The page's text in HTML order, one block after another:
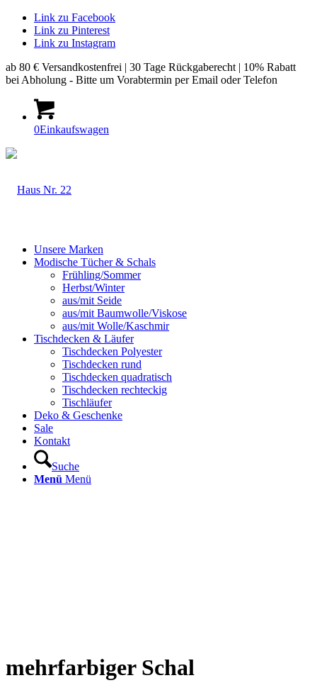
Link zu Facebook
Link zu Pinterest
Link zu Instagram
ab 80 € Versandkostenfrei | 30 Tage Rückgaberecht | 10% Rabatt
bei Abholung - Bitte um Vorabtermin per Email oder Telefon
0Einkaufswagen
Unsere Marken
Modische Tücher & Schals
Frühling/Sommer
Herbst/Winter
aus/mit Seide
aus/mit Baumwolle/Viskose
aus/mit Wolle/Kaschmir
Tischdecken & Läufer
Tischdecken Polyester
Tischdecken rund
Tischdecken quadratisch
Tischdecken rechteckig
Tischläufer
Deko & Geschenke
Sale
Kontakt
Suche
Menü Menü
mehrfarbiger Schal